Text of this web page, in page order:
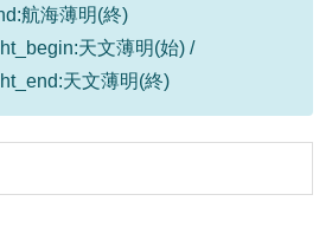
航海薄明(終)
天文薄明(始) /
天文薄明(終)